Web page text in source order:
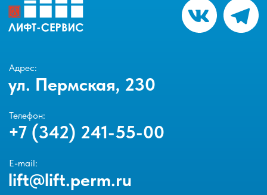
Адрес:
Телефон:
ул. Пермская, 230
E-mail:
+7 (342) 241-55-00
lift@lift.perm.ru